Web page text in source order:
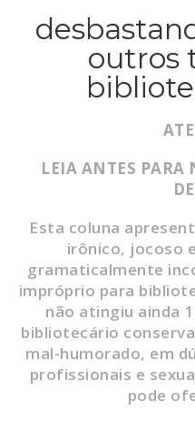
outros
LEIA ANTES PARA
Esta coluna
irônico, jocoso
gramaticalmente
impróprio para
não atingiu ainda
bibliotecário
mal-humorado, em
profissionais e
pode